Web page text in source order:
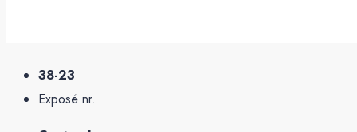
38-23
Exposé nr.